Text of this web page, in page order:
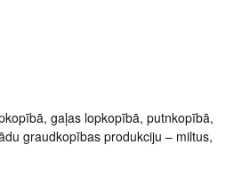
gaļas lopkopībā, putnkopībā,
graudkopības produkciju – miltus,